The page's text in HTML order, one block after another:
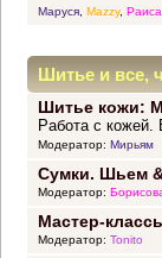
Маруся, Mazzy,
Шитье и все,
Шитье кожи:
Работа с кожей.
Модератор: Мирьям
Сумки. Шьем
Модератор:
Мастер-
Модератор: Tonito